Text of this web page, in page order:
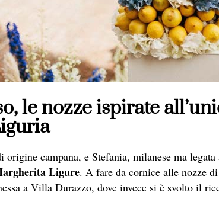
le nozze ispirate
campana, e Stefania, milanese ma
Ligure. A fare da cornice alle nozze
a Villa Durazzo, dove invece si è svolto il